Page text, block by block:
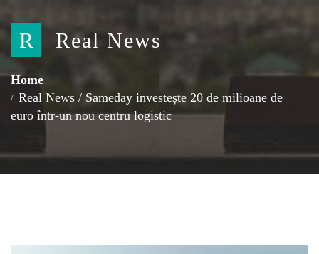
R Real News
Home
Real News / Sameday investește 20 de milioane de
euro într-un nou centru logistic